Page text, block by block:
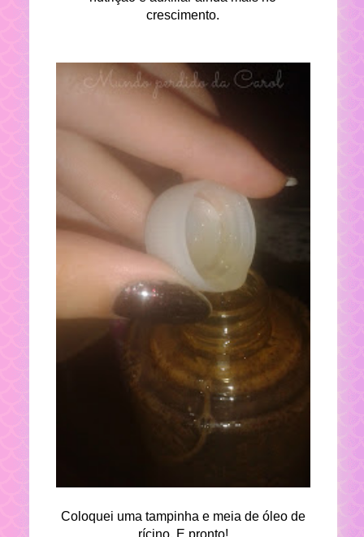
crescimento.
Coloquei uma tampinha e meia de óleo de
rícino. E pronto!